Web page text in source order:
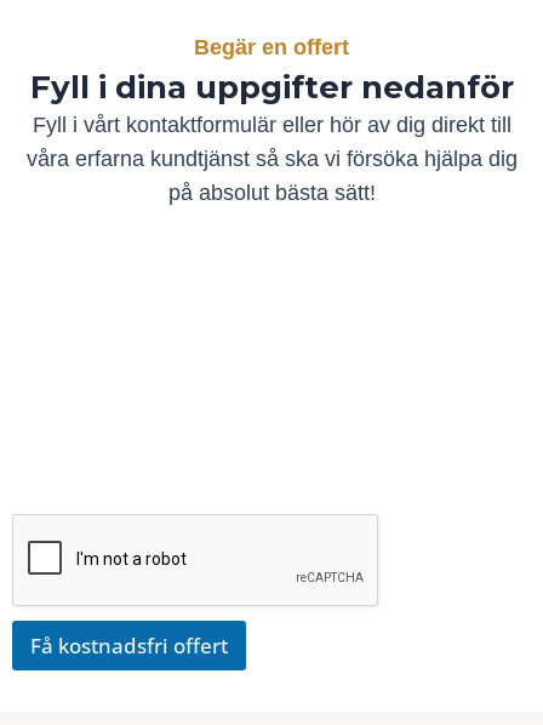
Begär en offert
Fyll i dina uppgifter nedanför
Fyll i vårt kontaktformulär eller hör av dig direkt till
våra erfarna kundtjänst så ska vi försöka hjälpa dig
på absolut bästa sätt!
Få kostnadsfri offert